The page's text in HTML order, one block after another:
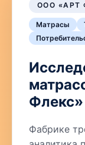
ООО «АРТ
Матрасы
Флекс»
Фабрике